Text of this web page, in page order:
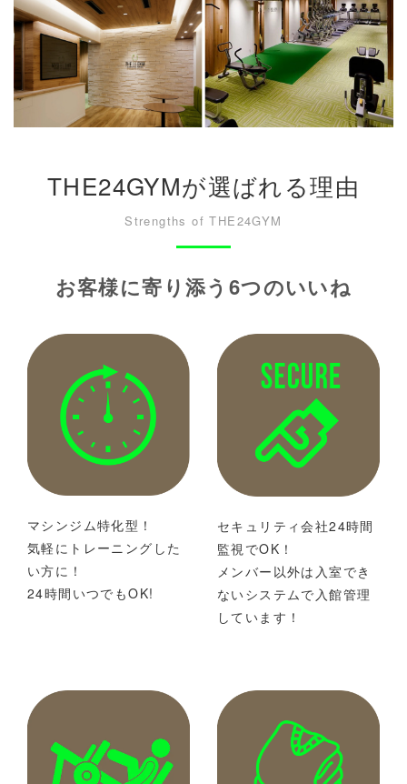
THE24GYMが選ばれる理由
Strengths of THE24GYM
お客様に寄り添う6つのいいね
マシンジム特化型！
気軽にトレーニングした
い方に！
24時間いつでもOK!
セキュリティ会社24時間
監視でOK！
メンバー以外は入室でき
ないシステムで入館管理
しています！